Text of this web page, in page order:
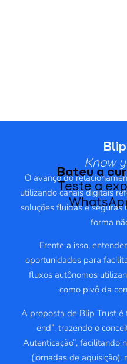
Bateu a
Teste a
Know
O avanço do
utilizando canais digitais
soluções fluidas e
forma
Frente a isso,
oportunidades para
fluxos autônomos
como pivô da
A proposta de Blip Trust é
end”, trazendo o
Autenticação”, facilitando
(jornadas de